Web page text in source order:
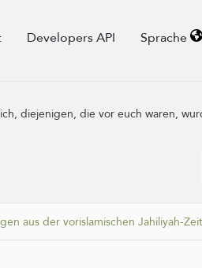
Developers API Sprache
diejenigen, die vor euch waren,
aus der vorislamischen Jahiliyah-Zeit